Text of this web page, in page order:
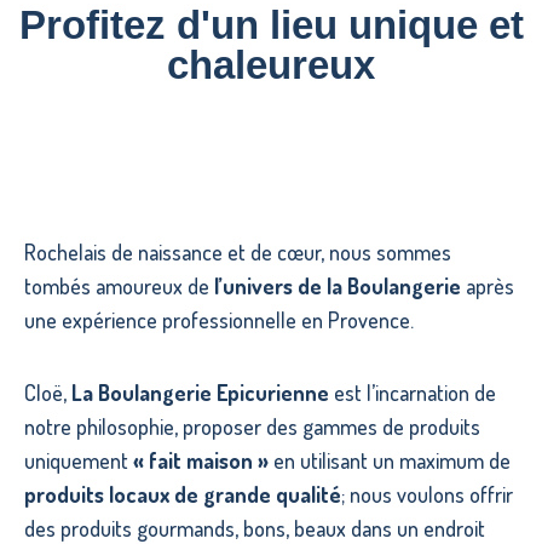
Profitez d'un lieu unique et
chaleureux
Rochelais de naissance et de cœur, nous sommes
tombés amoureux de l’univers de la Boulangerie après
une expérience professionnelle en Provence.
Cloë, La Boulangerie Epicurienne est l’incarnation de
notre philosophie, proposer des gammes de produits
uniquement« fait maison » en utilisant un maximum de
produits locaux de grande qualité; nous voulons offrir
des produits gourmands, bons, beaux dans un endroit